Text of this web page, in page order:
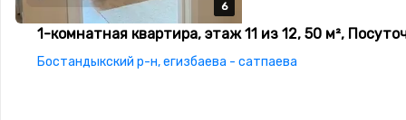
6
6
6
6
6
1-комнатная квартира, этаж 11 из 12, 50 м²,
Бостандыкский р-н, егизбаева - сатпаева